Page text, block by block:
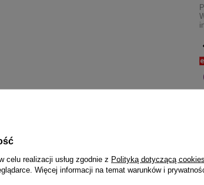
celu realizacji usług zgodnie z Polityką dotyczącą cookies
Więcej informacji na temat warunków i